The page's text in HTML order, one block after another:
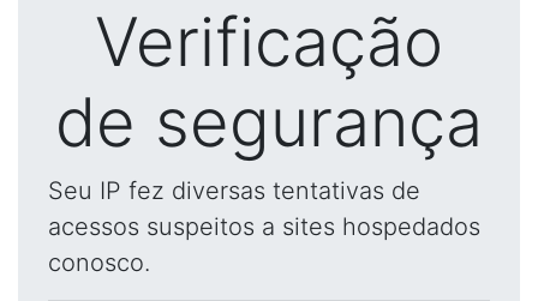
Verificação
de segurança
Seu IP fez diversas tentativas de
acessos suspeitos a sites hospedados
conosco.